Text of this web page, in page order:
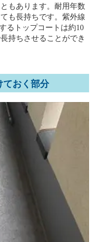
もあります。耐用年数
も長持ちです。紫外線
るトップコートは約10
持ちさせることができ
ておく部分